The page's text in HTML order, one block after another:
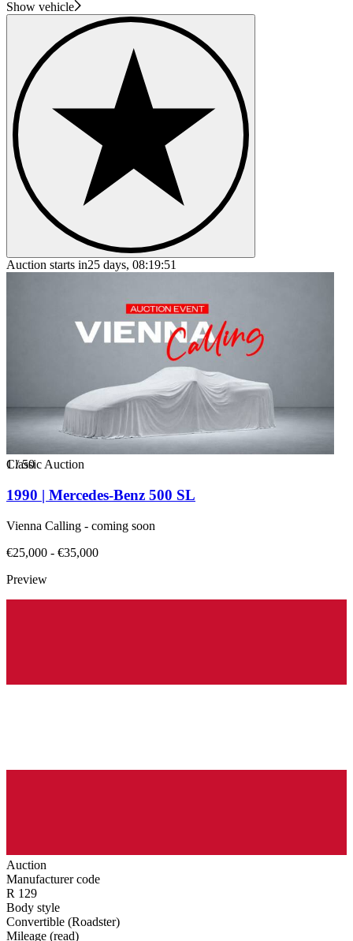
Show vehicle
Auction starts in25 days, 08:19:51
1/50
Classic Auction
1990 | Mercedes-Benz 500 SL
Vienna Calling - coming soon
€25,000 - €35,000
Preview
Auction
Manufacturer code
R 129
Body style
Convertible (Roadster)
Mileage (read)